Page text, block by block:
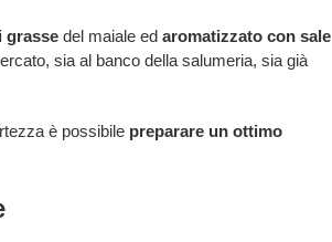
grassedel maiale ed aromatizzato con sale
sia al banco della salumeria, sia già
è possibilepreparare un ottimo